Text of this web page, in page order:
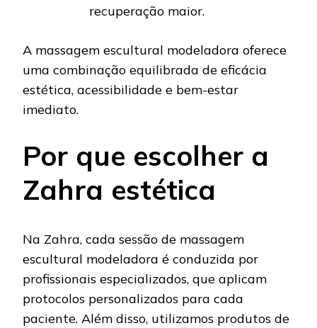
recuperação maior.
A massagem escultural modeladora oferece
uma combinação equilibrada de eficácia
estética, acessibilidade e bem-estar
imediato.
Por que escolher a
Zahra estética
Na Zahra, cada sessão de massagem
escultural modeladora é conduzida por
profissionais especializados, que aplicam
protocolos personalizados para cada
paciente. Além disso, utilizamos produtos de